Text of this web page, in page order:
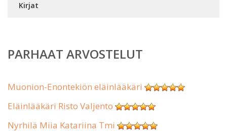
Kirjat
PARHAAT ARVOSTELUT
Muonion-Enontekiön eläinlääkäri
Eläinlääkäri Risto Valjento
Nyrhilä Miia Katariina Tmi